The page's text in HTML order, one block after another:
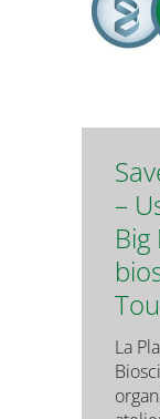
–
La